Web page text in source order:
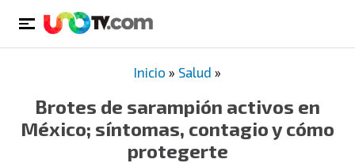
Inicio » Salud »
Brotes de sarampión activos en
México; síntomas, contagio y cómo
protegerte